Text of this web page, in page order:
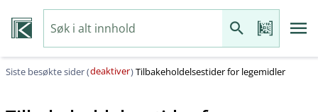
Siste besøkte sider (deaktiver)Tilbakeholdelsestider for legemidler